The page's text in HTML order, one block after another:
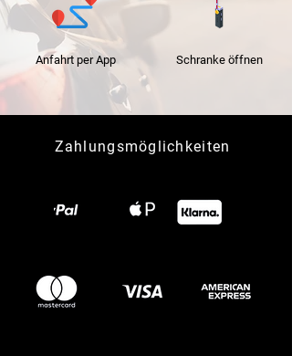
Anfahrt per App Schranke öffnen
Zahlungsmöglichkeiten